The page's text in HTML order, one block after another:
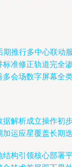
推行多中心联动
准修正轨道完全
会场数字屏幕全
解析成立操作初
运应星覆盖长期
构引领核心部署